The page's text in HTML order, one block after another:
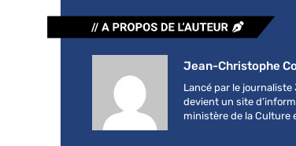
Jean-Christophe
Lancé par le
devient un site
ministère de la Culture